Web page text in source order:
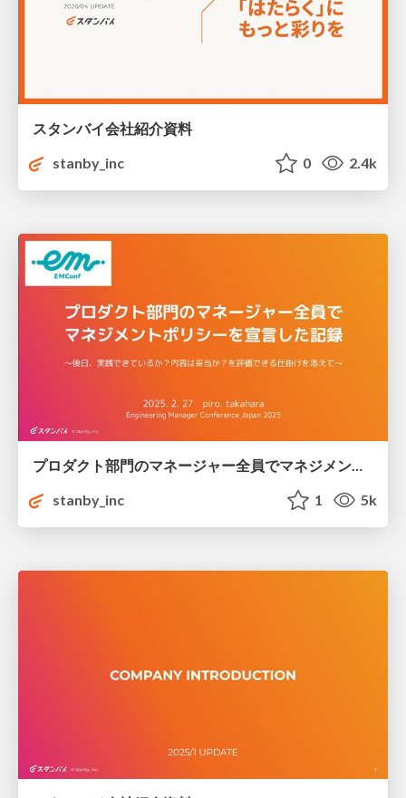
スタンバイ会社紹介資料
stanby_inc
0 2.4k
プロダクト部門のマネージャー全員でマネジメントポリシーを宣言した記録_-_EMConf_JP_2025.2.27.pdf
stanby_inc
1 5k